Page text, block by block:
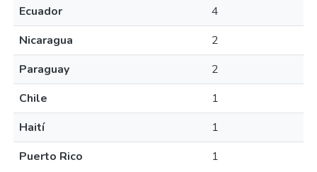
Ecuador
4
Nicaragua
2
Paraguay
2
Chile
1
Haití
1
Puerto Rico
1